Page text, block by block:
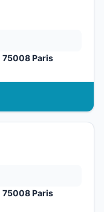
75008 Paris
75008 Paris